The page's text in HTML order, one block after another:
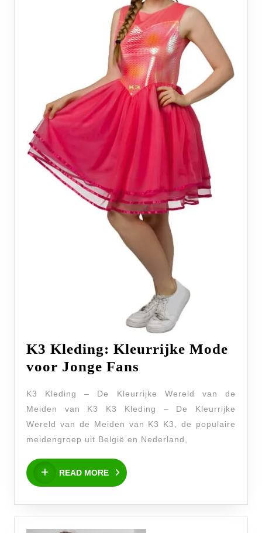
K3 Kleding: Kleurrijke Mode
voor Jonge Fans
Kleurrijke
Mode
voor
K3 Kleding – De Kleurrijke Wereld van de
Meiden van K3 K3 Kleding – De Kleurrijke
Wereld van de Meiden van K3 K3, de populaire
meidengroep uit België en Nederland,
READ MORE
READ
MORE